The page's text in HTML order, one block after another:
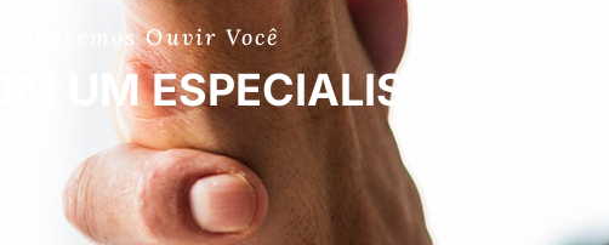
Queremos Ouvir Você
UM ESPECIALISTA